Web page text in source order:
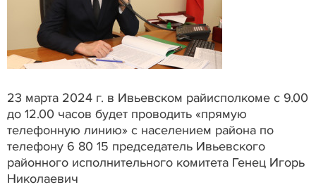
23 марта 2024 г. в Ивьевском райисполкоме с 9.00
до 12.00 часов будет проводить «прямую
телефонную линию» с населением района по
телефону 6 80 15 председатель Ивьевского
районного исполнительного комитета Генец Игорь
Николаевич